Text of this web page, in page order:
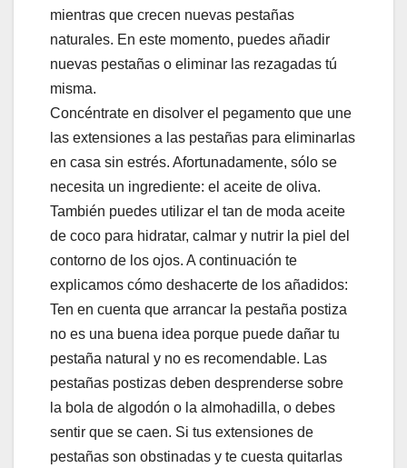
mientras que crecen nuevas pestañas
naturales. En este momento, puedes añadir
nuevas pestañas o eliminar las rezagadas tú
misma.
Concéntrate en disolver el pegamento que une
las extensiones a las pestañas para eliminarlas
en casa sin estrés. Afortunadamente, sólo se
necesita un ingrediente: el aceite de oliva.
También puedes utilizar el tan de moda aceite
de coco para hidratar, calmar y nutrir la piel del
contorno de los ojos. A continuación te
explicamos cómo deshacerte de los añadidos:
Ten en cuenta que arrancar la pestaña postiza
no es una buena idea porque puede dañar tu
pestaña natural y no es recomendable. Las
pestañas postizas deben desprenderse sobre
la bola de algodón o la almohadilla, o debes
sentir que se caen. Si tus extensiones de
pestañas son obstinadas y te cuesta quitarlas